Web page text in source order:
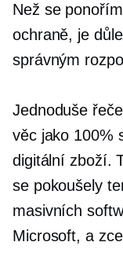
Než se
ochraně, je
správným
Jednoduše
věc jako 100%
digitální zboží.
se pokoušely
masivních
Microsoft, a